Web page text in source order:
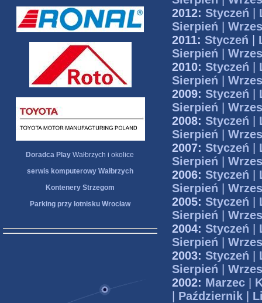
Doradca Play Wałbrzych i okolice
serwis komputerowy Wałbrzych
Kontenery Strzegom
Parking przy lotnisku Wrocław
2012: Styczeń
Sierpień
2011: Styczeń
Sierpień
2010: Styczeń
Sierpień
2009: Styczeń
Sierpień
2008: Styczeń
Sierpień
2007: Styczeń
Sierpień
2006: Styczeń
Sierpień
2005: Styczeń
Sierpień
2004: Styczeń
Sierpień
2003: Styczeń
Sierpień
2002: Marzec
Październik